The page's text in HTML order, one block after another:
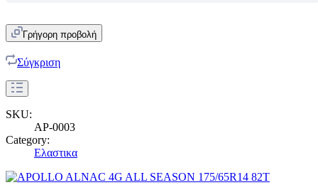
Γρήγορη προβολή
Σύγκριση
SKU:
AP-0003
Category:
Ελαστικα